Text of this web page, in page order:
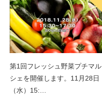
第1回フレッシュ野菜プチマル
シェを開催します。11月28日
（水）15:…